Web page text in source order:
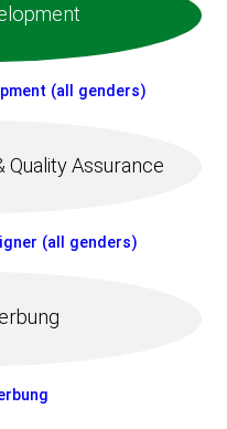
(all genders)
Assurance
(all genders)